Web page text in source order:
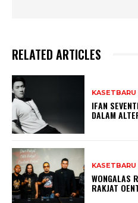
RELATED ARTICLES
KASETBARU
IFAN
DALAM
KASETBARU
WONGALAS
RAKJAT